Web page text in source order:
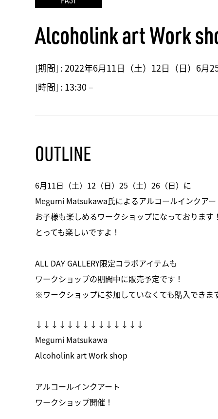
Alcoholink art Work
[期間] : 2022年6月11日（土）12日（日）6月
[時間] : 13:30 –
OUTLINE
6月11日（土）12（日）25（土）26（日）に
Megumi Matsukawa氏によるアルコールインクア
お子様も楽しめるワークショップになっておりま
とっても楽しいですよ！
ALL DAY GALLERY限定コラボアイテムも
ワークショップの期間中に販売予定です！
※ワークショップに参加していなくても購入できま
↓↓↓↓↓↓↓↓↓↓↓↓↓↓
Megumi Matsukawa
Alcoholink art Work shop
アルコールインクアート
ワークショップ開催！